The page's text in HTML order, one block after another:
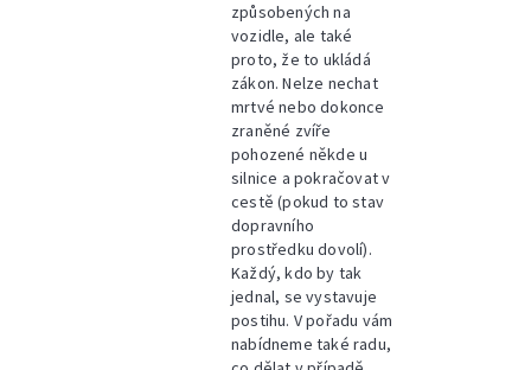
způsobených na
vozidle, ale také
proto, že to ukládá
zákon. Nelze nechat
mrtvé nebo dokonce
zraněné zvíře
pohozené někde u
silnice a pokračovat v
cestě (pokud to stav
dopravního
prostředku dovolí).
Každý, kdo by tak
jednal, se vystavuje
postihu. V pořadu vám
nabídneme také radu,